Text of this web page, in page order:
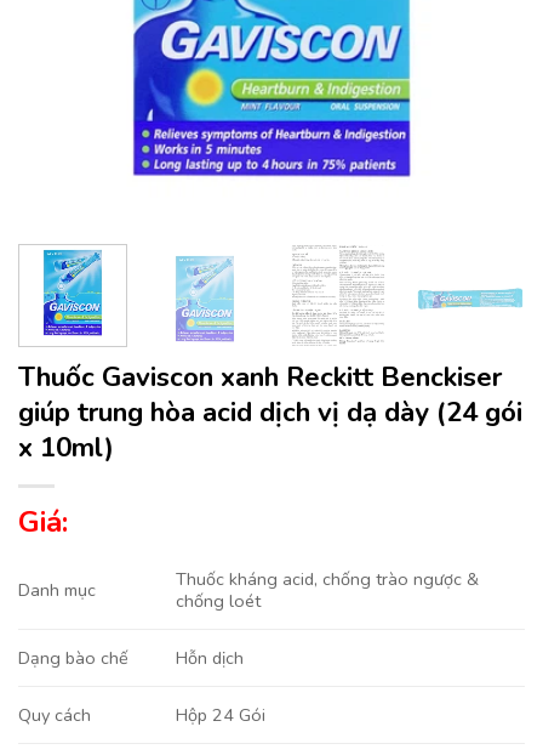
Thuốc Gaviscon xanh Reckitt Benckiser
giúp trung hòa acid dịch vị dạ dày (24 gói
x 10ml)
Giá:
Danh mục
Thuốc kháng acid, chống trào ngược &
chống loét
Dạng bào chế Hỗn dịch
Quy cách Hộp 24 Gói